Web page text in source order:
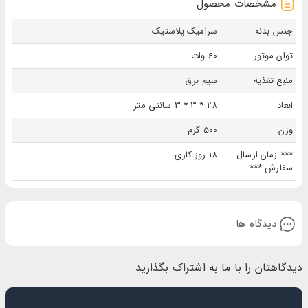
مشخصات محصول
جنس بدنه
سرامیک پلاستیک
توان موتور
60 وات
منبع تغذیه
سیم برق
ابعاد
28 * 3 * 3 سانتی متر
وزن
500 گرم
*** زمان ارسال
سفارش ***
18 روز کاری
دیدگاه ها
دیدگاهتان را با ما به اشتراک بگذارید